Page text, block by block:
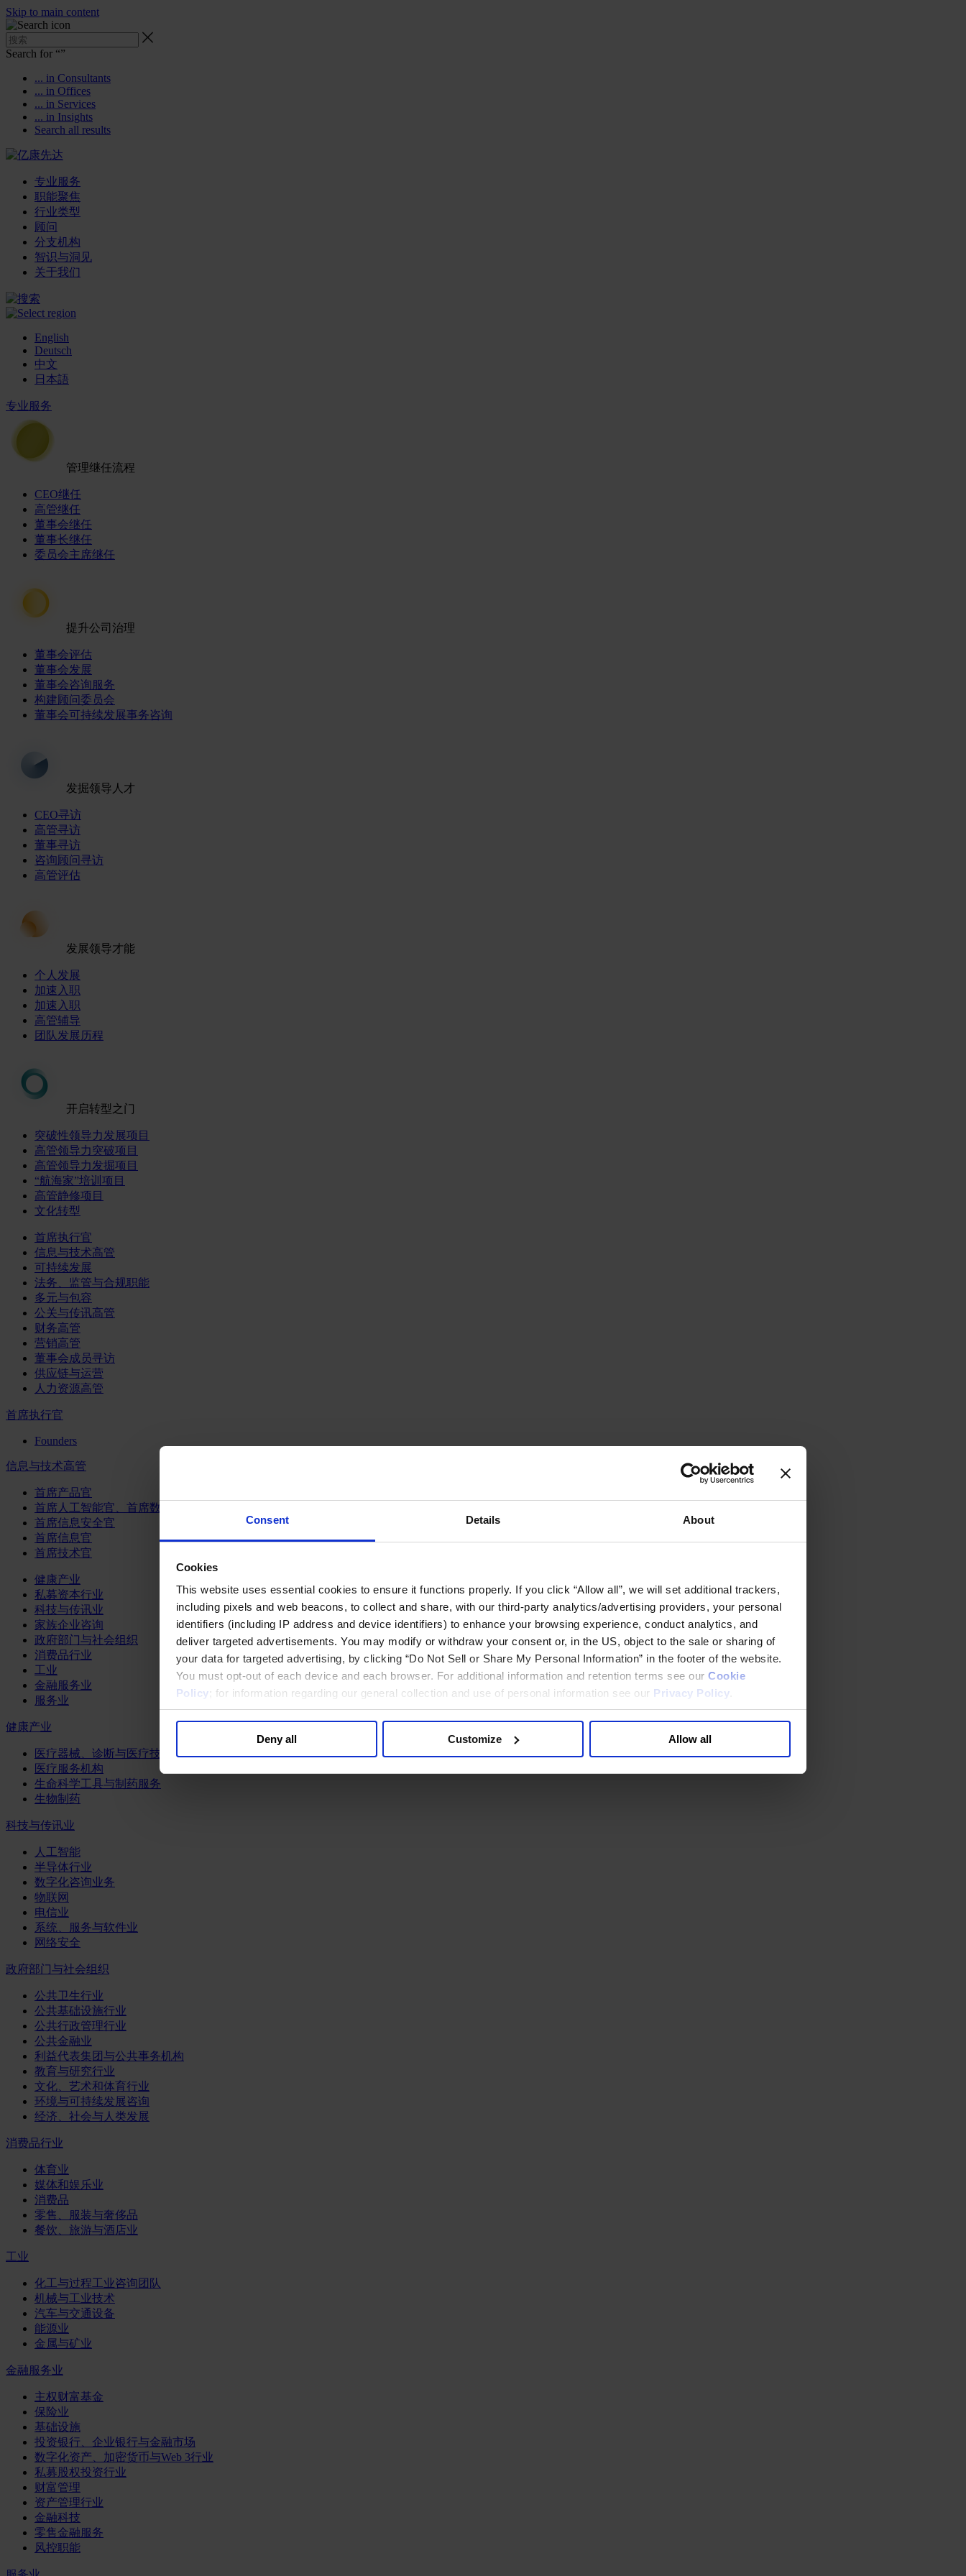
Consent Details About
Cookies
This website uses essential cookies to ensure it functions properly. If you click “Allow all”, we will set additional trackers,
including pixels and web beacons, to collect and share, with our third-party analytics/advertising providers, your personal
identifiers (including IP address and device identifiers) to enhance your browsing experience, conduct analytics, and
deliver targeted advertisements. You may modify or withdraw your consent or, in the US, object to the sale or sharing of
your data for targeted advertising, by clicking “Do Not Sell or Share My Personal Information” in the footer of the website.
You must opt-out of each device and each browser. For additional information and retention terms see our Cookie
Policy; for information regarding our general collection and use of personal information see our Privacy Policy
Deny all Customize Allow all
Skip to main content
Search for “”
... in Consultants
... in Offices
... in Services
... in Insights
Search all results
专业服务
职能聚焦
行业类型
顾问
分支机构
智识与洞见
关于我们
English
Deutsch
中文
日本語
专业服务
管理继任流程
CEO继任
高管继任
董事会继任
董事长继任
委员会主席继任
提升公司治理
董事会评估
董事会发展
董事会咨询服务
构建顾问委员会
董事会可持续发展事务咨询
发掘领导人才
CEO寻访
高管寻访
董事寻访
咨询顾问寻访
高管评估
发展领导才能
个人发展
加速入职
加速入职
高管辅导
团队发展历程
开启转型之门
突破性领导力发展项目
高管领导力突破项目
高管领导力发掘项目
“航海家”培训项目
高管静修项目
文化转型
首席执行官
信息与技术高管
可持续发展
法务、监管与合规职能
多元与包容
公关与传讯高管
财务高管
营销高管
董事会成员寻访
供应链与运营
人力资源高管
首席执行官
Founders
信息与技术高管
首席产品官
首席人工智能官、首席数据官和首席数据解析官
首席信息安全官
首席信息官
首席技术官
健康产业
私募资本行业
科技与传讯业
家族企业咨询
政府部门与社会组织
消费品行业
工业
金融服务业
服务业
健康产业
医疗器械、诊断与医疗技术
医疗服务机构
生命科学工具与制药服务
生物制药
科技与传讯业
人工智能
半导体行业
数字化咨询业务
物联网
电信业
系统、服务与软件业
网络安全
政府部门与社会组织
公共卫生行业
公共基础设施行业
公共行政管理行业
公共金融业
利益代表集团与公共事务机构
教育与研究行业
文化、艺术和体育行业
环境与可持续发展咨询
经济、社会与人类发展
消费品行业
体育业
媒体和娱乐业
消费品
零售、服装与奢侈品
餐饮、旅游与酒店业
工业
化工与过程工业咨询团队
机械与工业技术
汽车与交通设备
能源业
金属与矿业
金融服务业
主权财富基金
保险业
基础设施
投资银行、企业银行与金融市场
数字化资产、加密货币与Web 3行业
私募股权投资行业
财富管理
资产管理行业
金融科技
零售金融服务
风控职能